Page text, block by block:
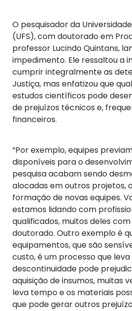
O pesquisador da
(UFS), com doutorado em
professor Lucindo Quintans,
impedimento. Ele ressaltou a
cumprir integralmente as
Justiça, mas enfatizou que
estudos científicos pode
de prejuízos técnicos e,
financeiros.
“Por exemplo, equipes
disponíveis para o
pesquisa acabam sendo
alocadas em outros projetos,
formação de novas equipes.
estamos lidando com
qualificados, muitos deles
doutorado. Outro exemplo é
equipamentos, que são
custo, é um processo que
descontinuidade pode
aquisição de insumos, muitas
leva tempo e os materiais
que pode gerar outros